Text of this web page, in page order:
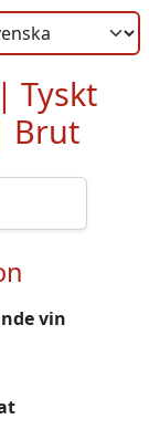
Tyskt
Brut
vin